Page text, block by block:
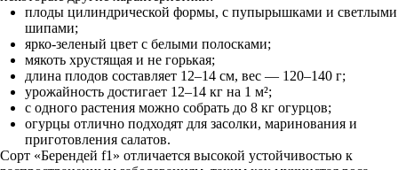
плоды цилиндрической формы, с пупырышками и светлыми
шипами;
ярко-зеленый цвет с белыми полосками;
мякоть хрустящая и не горькая;
длина плодов составляет 12–14 см, вес — 120–140 г;
урожайность достигает 12–14 кг на 1 м²;
с одного растения можно собрать до 8 кг огурцов;
огурцы отлично подходят для засолки, маринования и
приготовления салатов.
Сорт «Берендей f1» отличается высокой устойчивостью к